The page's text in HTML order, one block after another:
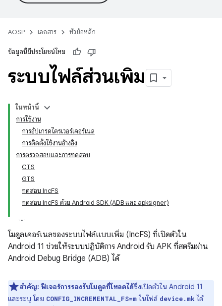
AOSP เอกสาร หัวข้อหลัก
ข้อมูลนี้มีประโยชน์ไหม
ระบบไฟล์ส่วนเพิ่ม
ในหน้านี้
การใช้งาน
การอัปเกรดไดรเวอร์เคอร์เนล
การติดตั้งใช้งานอ้างอิง
การตรวจสอบและการทดสอบ
CTS
GTS
ทดสอบ IncFS
ทดสอบ IncFS ด้วย Android SDK (ADB และ apksigner)
โมดูลเคอร์เนลของระบบไฟล์แบบเพิ่ม (IncFS) ที่เปิดตัวใน
Android 11 ช่วยให้ระบบปฏิบัติการ Android รับ APK ที่สตรีมผ่าน
Android Debug Bridge (ADB) ได้
สำคัญ: ฟีเจอร์การรองรับโมดูลที่โหลดได้ซึ่งเปิดตัวใน Android 11
และระบุ โดย CONFIG_INCREMENTAL_FS=m ในไฟล์ device.mk ได้